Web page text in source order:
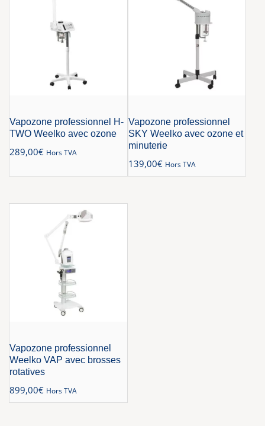
Vapozone professionnel H-
TWO Weelko avec ozone
289,00€ Hors TVA
Vapozone professionnel
SKY Weelko avec ozone et
minuterie
139,00€ Hors TVA
Vapozone professionnel
Weelko VAP avec brosses
rotatives
899,00€ Hors TVA